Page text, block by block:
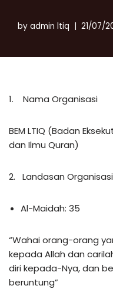
by admin ltiq 21/07/
1. Nama Organisasi
BEM LTIQ (Badan
dan Ilmu Quran)
2. Landasan Organisasi
Al-Maidah: 35
“Wahai orang-orang
kepada Allah dan
diri kepada-Nya, dan
beruntung”